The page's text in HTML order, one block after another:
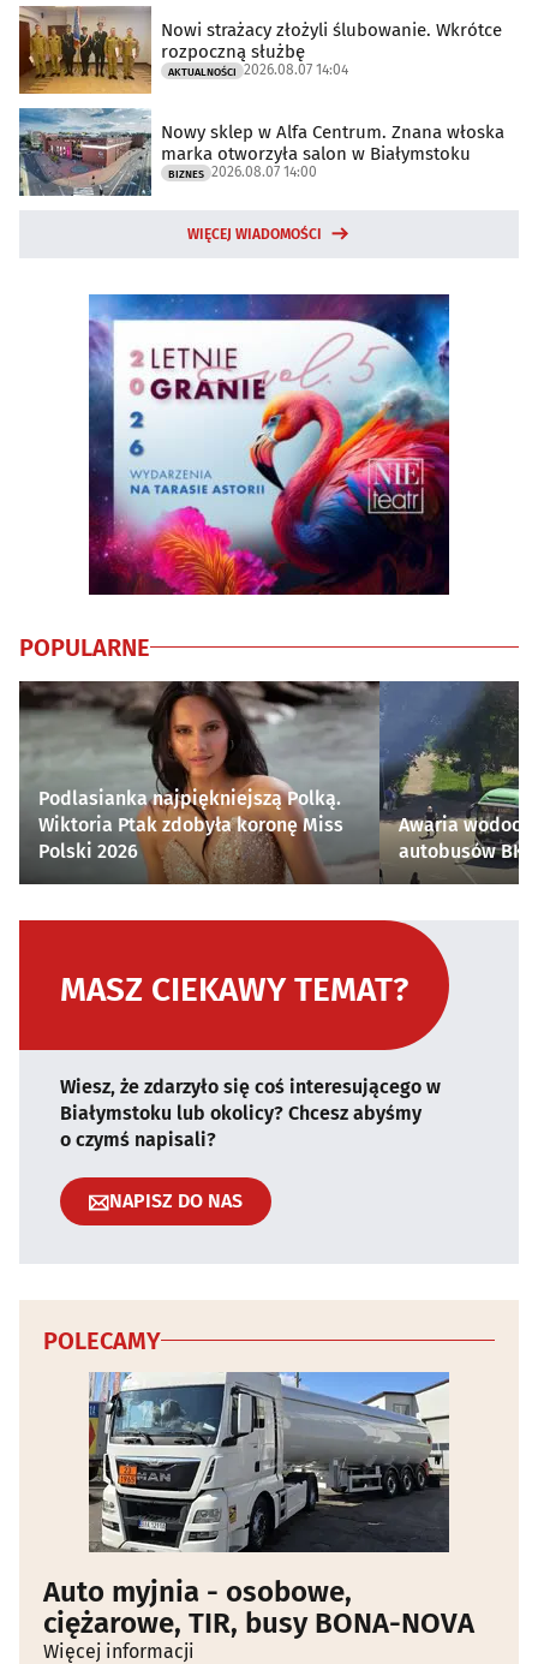
Nowi strażacy złożyli ślubowanie. Wkrótce
rozpoczną służbę
AKTUALNOŚCI 2026.08.07 14:04
Nowy sklep w Alfa Centrum. Znana włoska
marka otworzyła salon w Białymstoku
BIZNES 2026.08.07 14:00
WIĘCEJ WIADOMOŚCI
POPULARNE
Podlasianka najpiękniejszą Polką.
Wiktoria Ptak zdobyła koronę Miss
Polski 2026
Awaria
autobusów
MASZ CIEKAWY TEMAT?
Wiesz, że zdarzyło się coś interesującego w
Białymstoku lub okolicy? Chcesz abyśmy
o czymś napisali?
NAPISZ DO NAS
POLECAMY
Auto myjnia - osobowe,
ciężarowe, TIR, busy BONA-NOVA
Więcej informacji